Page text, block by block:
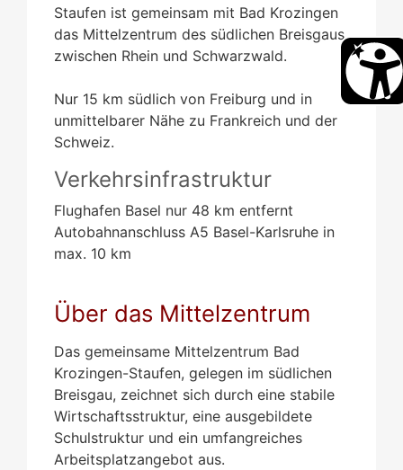
Staufen ist gemeinsam mit Bad Krozingen
das Mittelzentrum des südlichen Breisgaus
zwischen Rhein und Schwarzwald.
Nur 15 km südlich von Freiburg und in
unmittelbarer Nähe zu Frankreich und der
Schweiz.
Verkehrsinfrastruktur
Flughafen Basel nur 48 km entfernt
Autobahnanschluss A5 Basel-Karlsruhe in
max. 10 km
Über das Mittelzentrum
Das gemeinsame Mittelzentrum Bad
Krozingen-Staufen, gelegen im südlichen
Breisgau, zeichnet sich durch eine stabile
Wirtschaftsstruktur, eine ausgebildete
Schulstruktur und ein umfangreiches
Arbeitsplatzangebot aus.